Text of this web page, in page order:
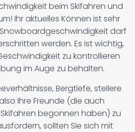
beim Skifahren und
Ihr aktuelles Können ist sehr
darf
werden. Es ist wichtig,
zu kontrollieren
im Auge zu behalten.
Bergtiefe, steilere
Ihre Freunde (die auch
begonnen haben) zu
sollten Sie sich mit